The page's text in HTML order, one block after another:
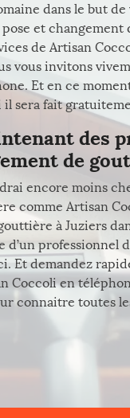
dans le but
et changement
de Artisan
vous invitons
Et en ce
sera fait
des
de
encore moins
comme Artisan
à Juziers
professionnel
Et demandez
Coccoli en
connaitre toutes